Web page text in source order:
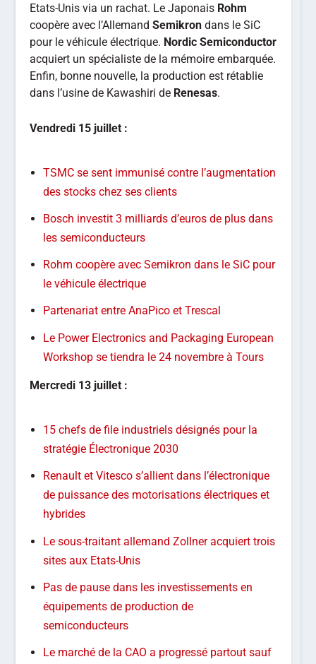
Etats-Unis via un rachat. Le Japonais Rohm
coopère avec l’AllemandSemikron dans le SiC
pour le véhicule électrique. Nordic Semiconductor
acquiert un spécialiste de la mémoire embarquée.
Enfin, bonne nouvelle, la production est rétablie
dans l’usine de Kawashiri de Renesas.
Vendredi 15 juillet :
TSMC se sent immunisé contre l’augmentation
des stocks chez ses clients
Bosch investit 3 milliards d’euros de plus dans
les semiconducteurs
Rohm coopère avec Semikron dans le SiC pour
le véhicule électrique
Partenariat entre AnaPico et Trescal
Le Power Electronics and Packaging European
Workshop se tiendra le 24 novembre à Tours
Mercredi 13 juillet :
15 chefs de file industriels désignés pour la
stratégie Électronique 2030
Renault et Vitesco s’allient dans l’électronique
de puissance des motorisations électriques et
hybrides
Le sous-traitant allemand Zollner acquiert trois
sites aux Etats-Unis
Pas de pause dans les investissements en
équipements de production de
semiconducteurs
Le marché de la CAO a progressé partout sauf